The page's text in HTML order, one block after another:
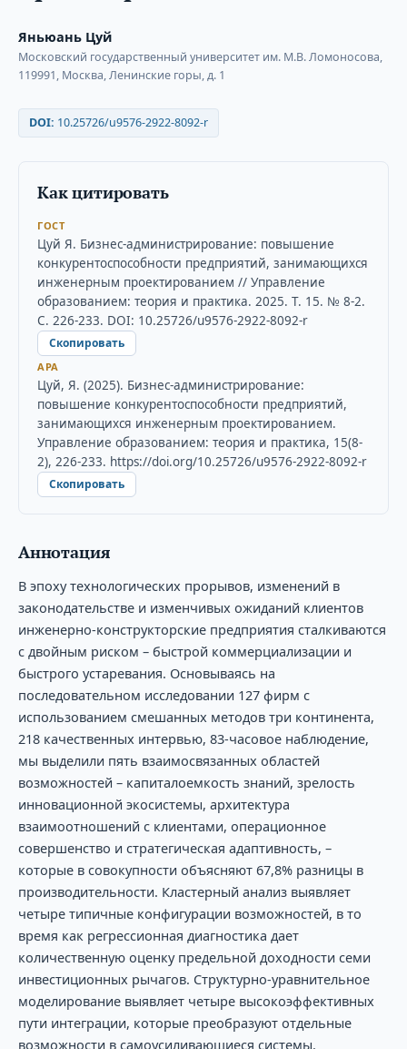
Яньюань Цуй
Московский государственный университет им. М.В. Ломоносова,
119991, Москва, Ленинские горы, д. 1
DOI: 10.25726/u9576-2922-8092-r
Как цитировать
ГОСТ
Цуй Я. Бизнес-администрирование: повышение
конкурентоспособности предприятий, занимающихся
инженерным проектированием // Управление
образованием: теория и практика. 2025. Т. 15. № 8-2.
С. 226-233. DOI: 10.25726/u9576-2922-8092-r
Скопировать
APA
Цуй, Я. (2025). Бизнес-администрирование:
повышение конкурентоспособности предприятий,
занимающихся инженерным проектированием.
Управление образованием: теория и практика, 15(8-
2), 226-233. https://doi.org/10.25726/u9576-2922-8092-r
Скопировать
Аннотация
В эпоху технологических прорывов, изменений в
законодательстве и изменчивых ожиданий клиентов
инженерно-конструкторские предприятия сталкиваются
с двойным риском – быстрой коммерциализации и
быстрого устаревания. Основываясь на
последовательном исследовании 127 фирм с
использованием смешанных методов три континента,
218 качественных интервью, 83-часовое наблюдение,
мы выделили пять взаимосвязанных областей
возможностей – капиталоемкость знаний, зрелость
инновационной экосистемы, архитектура
взаимоотношений с клиентами, операционное
совершенство и стратегическая адаптивность, –
которые в совокупности объясняют 67,8% разницы в
производительности. Кластерный анализ выявляет
четыре типичные конфигурации возможностей, в то
время как регрессионная диагностика дает
количественную оценку предельной доходности семи
инвестиционных рычагов. Структурно-уравнительное
моделирование выявляет четыре высокоэффективных
пути интеграции, которые преобразуют отдельные
возможности в самоусиливающиеся системы.